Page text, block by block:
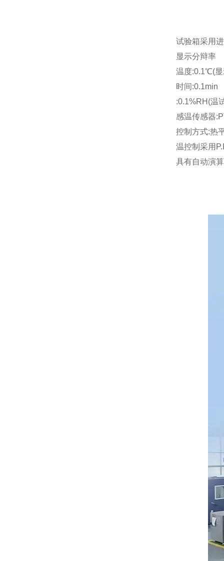
试验箱采用
显示分辩率
温度:0.1℃(显
时间:0.1min
:0.1%RH(温
感温传感器
控制方式:热
温控制采用
具有自动演